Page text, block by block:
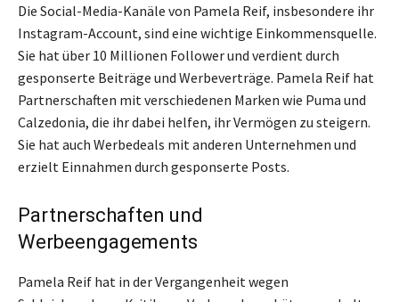
Die Social-Media-Kanäle von Pamela Reif, insbesondere ihr
Instagram-Account, sind eine wichtige Einkommensquelle.
Sie hat über 10 Millionen Follower und verdient durch
gesponserte Beiträge und Werbeverträge. Pamela Reif hat
Partnerschaften mit verschiedenen Marken wie Puma und
Calzedonia, die ihr dabei helfen, ihr Vermögen zu steigern.
Sie hat auch Werbedeals mit anderen Unternehmen und
erzielt Einnahmen durch gesponserte Posts.
Partnerschaften und
Werbeengagements
Pamela Reif hat in der Vergangenheit wegen